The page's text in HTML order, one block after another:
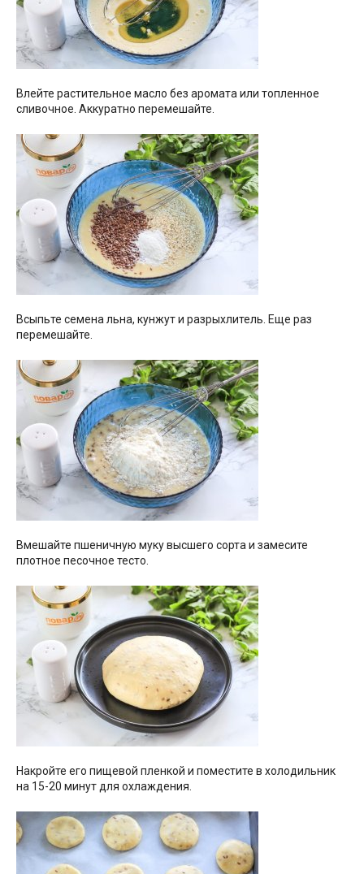
Влейте растительное масло без аромата или топленное
сливочное. Аккуратно перемешайте.
Всыпьте семена льна, кунжут и разрыхлитель. Еще раз
перемешайте.
Вмешайте пшеничную муку высшего сорта и замесите
плотное песочное тесто.
Накройте его пищевой пленкой и поместите в холодильник
на 15-20 минут для охлаждения.